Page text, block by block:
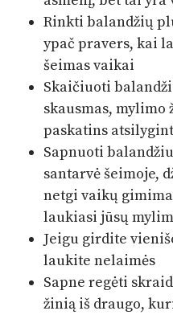
Rinkti balandžių
ypač pravers, kai
šeimas vaikai
Skaičiuoti
skausmas, mylimo
paskatins
Sapnuoti
santarvė šeimoje,
netgi vaikų
laukiasi jūsų
Jeigu girdite
laukite nelaimės
Sapne regėti
žinią iš draugo,